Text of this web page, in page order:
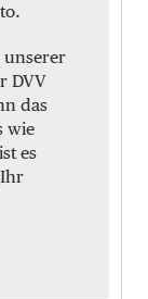
unserer
DVV
das
wie
es